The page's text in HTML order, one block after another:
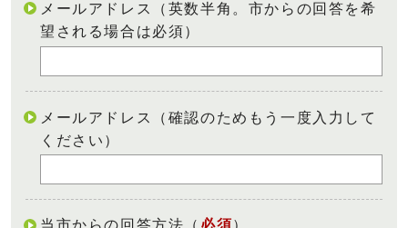
メールアドレス（英数半角。市からの回答を希
望される場合は必須）
メールアドレス（確認のためもう一度入力して
ください）